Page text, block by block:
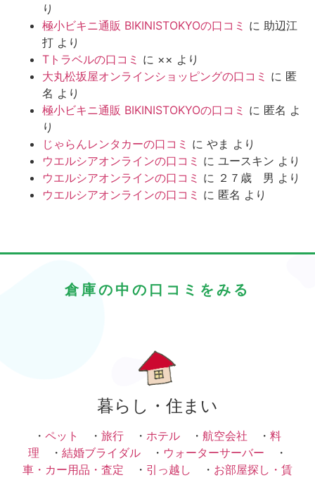
り
極小ビキニ通販 BIKINISTOKYOの口コミ に 助辺江
打 より
Tトラベルの口コミ に ×× より
大丸松坂屋オンラインショッピングの口コミ に 匿
名 より
極小ビキニ通販 BIKINISTOKYOの口コミ に 匿名 よ
り
じゃらんレンタカーの口コミ に やま より
ウエルシアオンラインの口コミ に ユースキン より
ウエルシアオンラインの口コミ に ２７歳 男 より
ウエルシアオンラインの口コミ に 匿名 より
倉庫の中の口コミをみる
暮らし・住まい
・ ペット ・ 旅行 ・ ホテル ・ 航空会社 ・ 料
理 ・ 結婚ブライダル ・ ウォーターサーバー ・
車・カー用品・査定 ・ 引っ越し ・ お部屋探し・賃